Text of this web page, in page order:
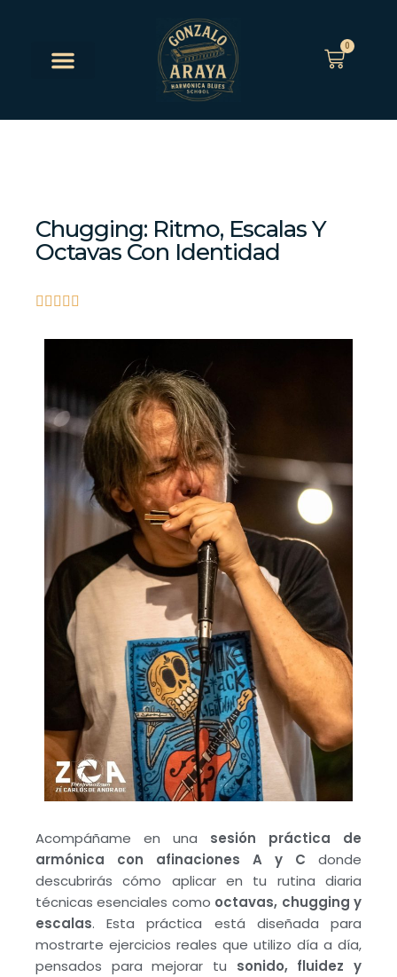
0
Chugging: Ritmo, Escalas Y
Octavas Con Identidad
    
Acompáñame en una sesión práctica de
armónica con afinaciones A y C donde
descubrirás cómo aplicar en tu rutina diaria
técnicas esenciales como octavas, chugging y
escalas. Esta práctica está diseñada para
mostrarte ejercicios reales que utilizo día a día,
pensados para mejorar tu sonido, fluidez y